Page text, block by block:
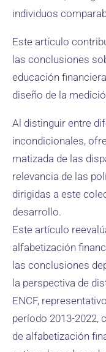
individuos
Este artículo
las conclusiones
educación
diseño de la
Al distinguir entre
incondicionales,
matizada de las
relevancia de las
dirigidas a este
desarrollo.
Este artículo
alfabetización
las conclusiones
la perspectiva de
ENCF,
período 2013-2022,
de alfabetización